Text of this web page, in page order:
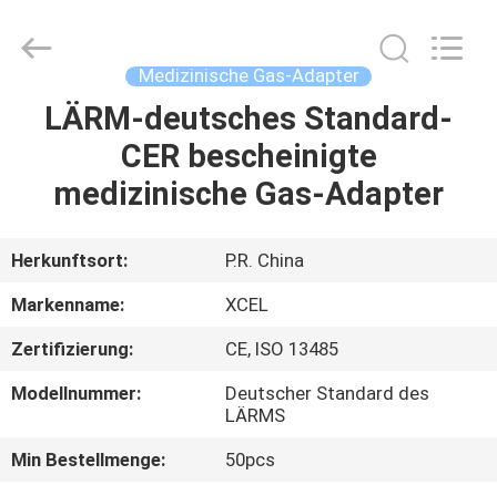
HAUS
PRODUKTE
ÜBER
UNS
FABRIK-
AUSFLUG
QUALITÄTSKONTROLLE
Reserved.
Medizinische Gas-Adapter
LÄRM-deutsches Standard-
CER bescheinigte
medizinische Gas-Adapter
Herkunftsort:
P.R. China
Markenname:
XCEL
Zertifizierung:
CE, ISO 13485
Modellnummer:
Deutscher Standard des
LÄRMS
Min Bestellmenge:
50pcs